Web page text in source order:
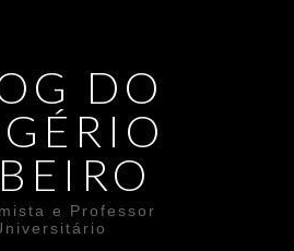
DO
e Professor